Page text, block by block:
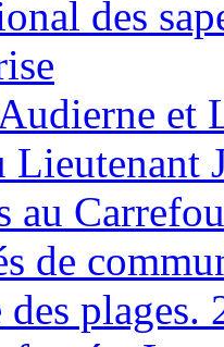
des
et
au
de